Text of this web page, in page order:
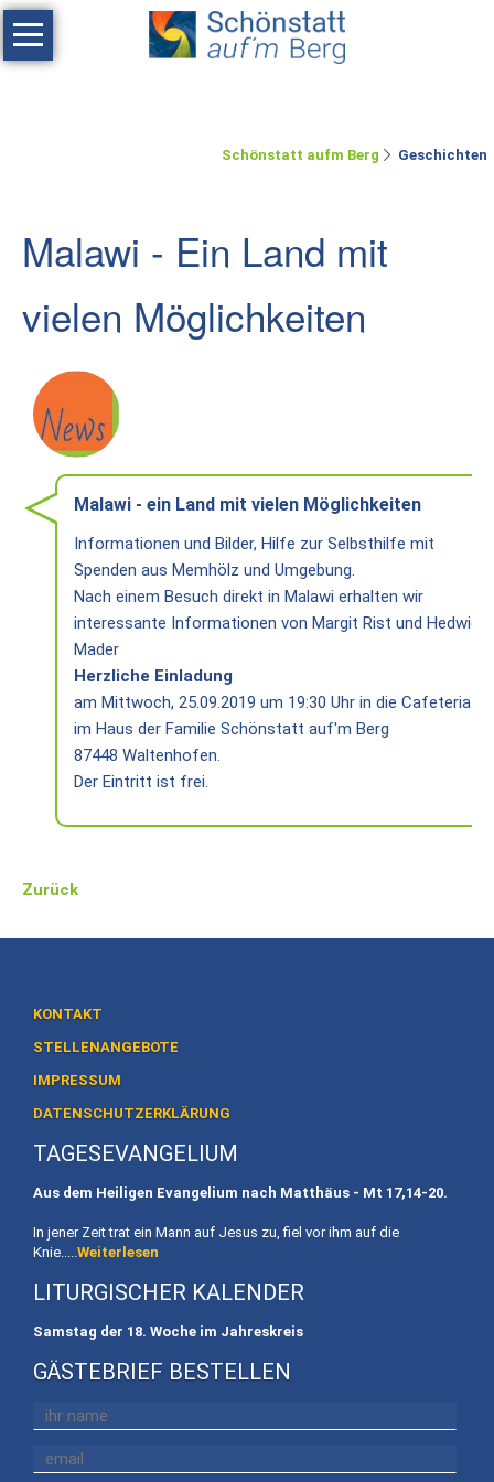
Navigation
überspringen
feiern
Zimmer
Ferienwohnung
Umgebung
Schönstatt-
Heiligtum
Preise
Buchen
Veranstaltungen
Gottesdienste
Initiativen
Referenten
Familien
Kinder
Akademie
für
BAG
Eheweg
Ehevorbereitung
Spenden
Schönstatt aufm Berg Geschichten
Malawi - Ein Land mit
vielen Möglichkeiten
Malawi - ein Land mit vielen Möglichkeiten
Informationen und Bilder, Hilfe zur Selbsthilfe mit
Spenden aus Memhölz und Umgebung.
Nach einem Besuch direkt in Malawi erhalten wir
interessante Informationen von Margit Rist und Hedwig
Mader
Herzliche Einladung
am Mittwoch, 25.09.2019 um 19:30 Uhr in die Cafeteria
im Haus der Familie Schönstatt auf'm Berg
87448 Waltenhofen.
Der Eintritt ist frei.
Zurück
KONTAKT
STELLENANGEBOTE
IMPRESSUM
DATENSCHUTZERKLÄRUNG
TAGESEVANGELIUM
Aus dem Heiligen Evangelium nach Matthäus - Mt 17,14-20.
In jener Zeit trat ein Mann auf Jesus zu, fiel vor ihm auf die
Knie..... Weiterlesen
LITURGISCHER KALENDER
Samstag der 18. Woche im Jahreskreis
GÄSTEBRIEF BESTELLEN